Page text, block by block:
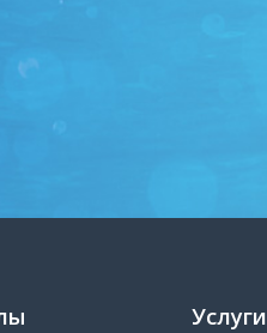
Услуги